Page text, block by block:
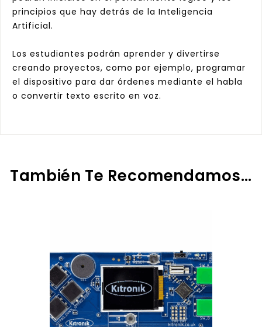
principios que hay detrás de la Inteligencia
Artificial.
Los estudiantes podrán aprender y divertirse
creando proyectos, como por ejemplo, programar
el dispositivo para dar órdenes mediante el habla
o convertir texto escrito en voz.
También Te Recomendamos…